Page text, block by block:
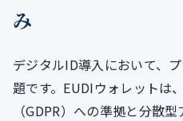
み
デジタルID導入において、
題です。EUDIウォレットは
（GDPR）への準拠と分散